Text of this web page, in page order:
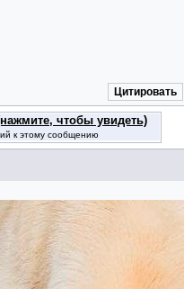
Цитировать
чтобы увидеть)
к этому сообщению